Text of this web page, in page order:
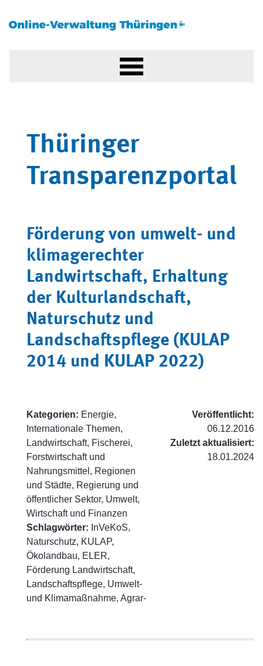
Thüringer
Transparenzportal
Förderung von umwelt- und
klimagerechter
Landwirtschaft, Erhaltung
der Kulturlandschaft,
Naturschutz und
Landschaftspflege (KULAP
2014 und KULAP 2022)
Kategorien: Energie,
Internationale Themen,
Landwirtschaft, Fischerei,
Forstwirtschaft und
Nahrungsmittel, Regionen
und Städte, Regierung und
öffentlicher Sektor, Umwelt,
Wirtschaft und Finanzen
Schlagwörter: InVeKoS,
Naturschutz, KULAP,
Ökolandbau, ELER,
Förderung Landwirtschaft,
Landschaftspflege, Umwelt-
und Klimamaßnahme, Agrar-
Veröffentlicht:
06.12.2016
Zuletzt aktualisiert:
18.01.2024